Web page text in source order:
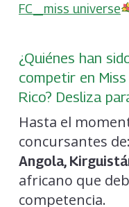
FC_miss universe
¿Quiénes han
competir en
Rico? Desliza
Hasta el
concursantes de:
Angola,
africano que
competencia.